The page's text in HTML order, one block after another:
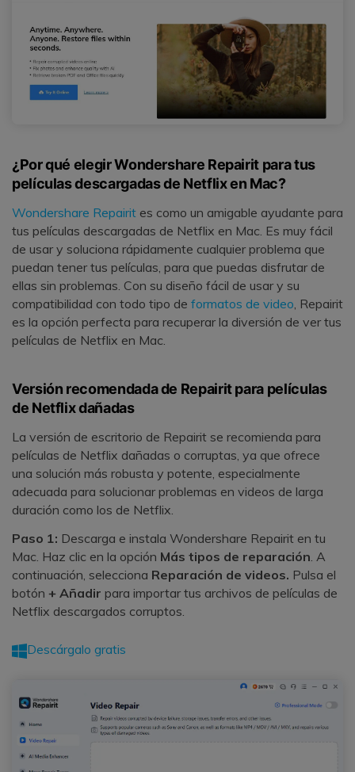
¿Por qué elegir Wondershare Repairit para tus
películas descargadas de Netflix en Mac?
Wondershare Repairit es como un amigable ayudante para
tus películas descargadas de Netflix en Mac. Es muy fácil
de usar y soluciona rápidamente cualquier problema que
puedan tener tus películas, para que puedas disfrutar de
ellas sin problemas. Con su diseño fácil de usar y su
compatibilidad con todo tipo de formatos de video , Repairit
es la opción perfecta para recuperar la diversión de ver tus
películas de Netflix en Mac.
Versión recomendada de Repairit para películas
de Netflix dañadas
La versión de escritorio de Repairit se recomienda para
películas de Netflix dañadas o corruptas, ya que ofrece
una solución más robusta y potente, especialmente
adecuada para solucionar problemas en videos de larga
duración como los de Netflix.
Paso 1: Descarga e instala Wondershare Repairit en tu
Mac. Haz clic en la opción Más tipos de reparación . A
continuación, selecciona Reparación de videos. Pulsa el
botón + Añadir para importar tus archivos de películas de
Netflix descargados corruptos.
Descárgalo gratis